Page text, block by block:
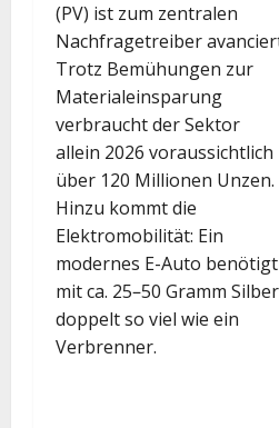
(PV) ist zum zentralen
Nachfragetreiber
Trotz Bemühungen zur
Materialeinsparung
verbraucht der Sektor
allein 2026 voraussichtlich
über 120 Millionen Unzen.
Hinzu kommt die
Elektromobilität: Ein
modernes E-Auto benötigt
mit ca. 25–50 Gramm Silber
doppelt so viel wie ein
Verbrenner.